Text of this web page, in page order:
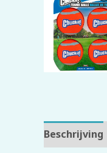
Beschrijving